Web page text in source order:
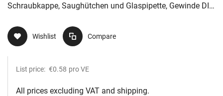
Schraubkappe, Saughütchen und Glaspipette, Gewinde DIN
Wishlist Compare
List price: €0.58 pro VE
All prices excluding VAT and shipping.